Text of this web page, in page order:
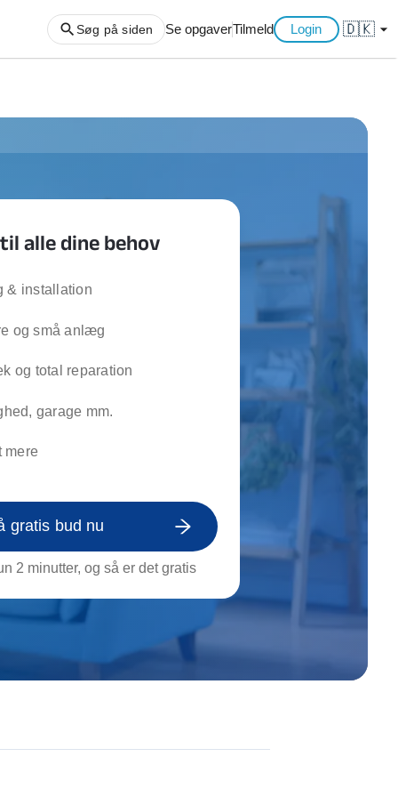
hvidevarer
af tagrende
rengøring
Søg på siden Se opgaverTilmeld Login 🇩🇰 arrow_drop_down
alle dine behov
& installation
og små anlæg
og total reparation
garage mm.
mere
gratis bud nu
2 minutter, og så er det gratis